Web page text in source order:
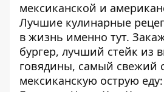
мексиканской и
Лучшие кулинарные
в жизнь именно тут.
бургер, лучший стейк из
говядины, самый свежий
мексиканскую острую